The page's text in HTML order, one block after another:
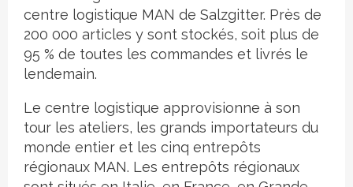
centre logistique MAN de Salzgitter. Près de
200 000 articles y sont stockés, soit plus de
95 % de toutes les commandes et livrés le
lendemain.
Le centre logistique approvisionne à son
tour les ateliers, les grands importateurs du
monde entier et les cinq entrepôts
régionaux MAN. Les entrepôts régionaux